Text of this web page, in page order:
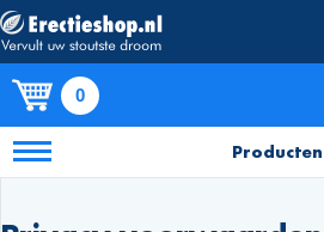
0
Producten